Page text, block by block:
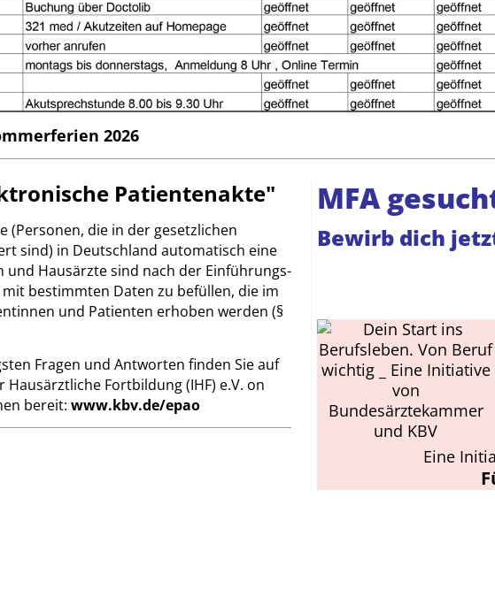
2026
Patientenakte"
(Personen, die in der gesetzlichen
sind) in Deutschland automatisch eine
Hausärzte sind nach der Einführungs-
bestimmten Daten zu befüllen, die im
und Patienten erhoben werden (§
Fragen und Antworten finden Sie auf
Hausärztliche Fortbildung (IHF) e.V. on
bereit: www.kbv.de/epao
MFA
Bewirb dich
Eine